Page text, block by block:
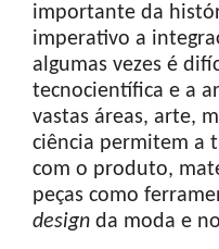
importante da
imperativo a
algumas vezes é
tecnocientífica e a
vastas áreas, arte,
ciência permitem a
com o produto,
peças como
design da moda e